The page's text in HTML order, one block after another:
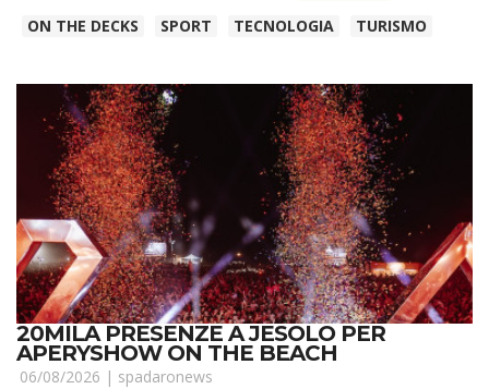
ON THE DECKS
SPORT TECNOLOGIA TURISMO
20MILA PRESENZE A JESOLO PER
APERYSHOW ON THE BEACH
06/08/2026 | spadaronews